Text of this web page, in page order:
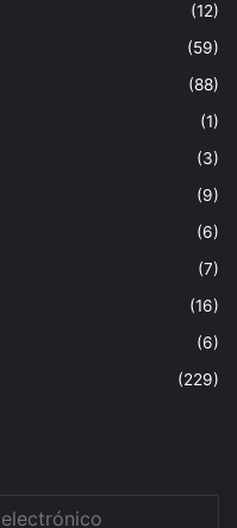
(12)
(59)
(88)
(1)
(3)
(9)
(6)
(7)
(16)
(6)
(229)